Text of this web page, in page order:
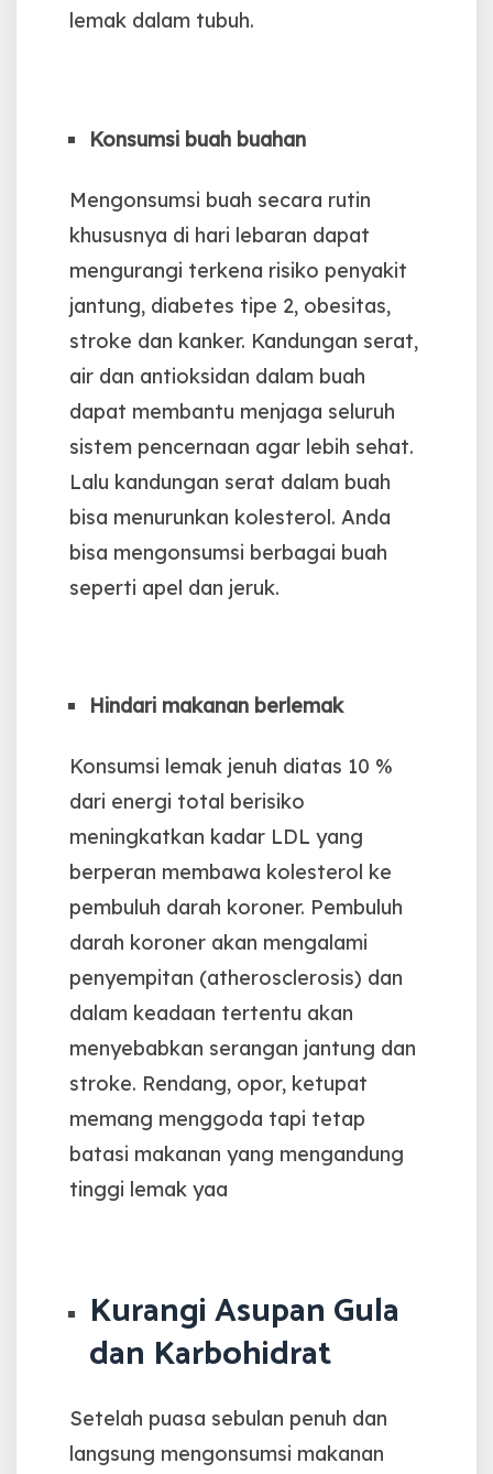
lemak dalam tubuh.
Konsumsi buah buahan
Mengonsumsi buah secara rutin
khususnya di hari lebaran dapat
mengurangi terkena risiko penyakit
jantung, diabetes tipe 2, obesitas,
stroke dan kanker. Kandungan serat,
air dan antioksidan dalam buah
dapat membantu menjaga seluruh
sistem pencernaan agar lebih sehat.
Lalu kandungan serat dalam buah
bisa menurunkan kolesterol. Anda
bisa mengonsumsi berbagai buah
seperti apel dan jeruk.
Hindari makanan berlemak
Konsumsi lemak jenuh diatas 10 %
dari energi total berisiko
meningkatkan kadar LDL yang
berperan membawa kolesterol ke
pembuluh darah koroner. Pembuluh
darah koroner akan mengalami
penyempitan (atherosclerosis) dan
dalam keadaan tertentu akan
menyebabkan serangan jantung dan
stroke. Rendang, opor, ketupat
memang menggoda tapi tetap
batasi makanan yang mengandung
tinggi lemak yaa
Kurangi Asupan Gula
dan Karbohidrat
Setelah puasa sebulan penuh dan
langsung mengonsumsi makanan